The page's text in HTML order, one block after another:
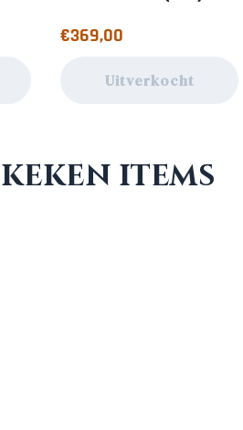
Prijs: 369,00
€369,00
Uitverkocht
items